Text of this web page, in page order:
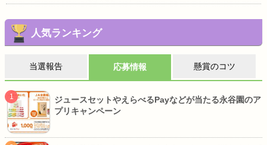
人気ランキング
当選報告 応募情報 懸賞のコツ
ジュースセットやえらべるPayなどが当たる永谷園のア
プリキャンペーン